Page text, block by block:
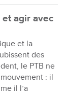
et agir avec
et la
des
le PTB ne
: il
il l’a